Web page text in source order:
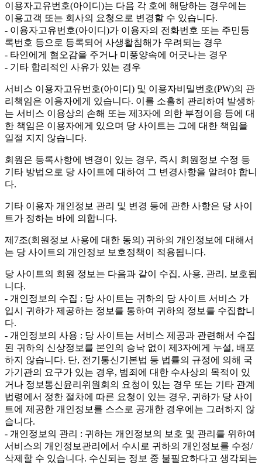
이용자고유번호(아이디)는 다음 각 호에 해당하는 경우에는
이용고객 또는 회사의 요청으로 변경할 수 있습니다.
- 이용자고유번호(아이디)가 이용자의 전화번호 또는 주민등
록번호 등으로 등록되어 사생활침해가 우려되는 경우
- 타인에게 혐오감을 주거나 미풍양속에 어긋나는 경우
- 기타 합리적인 사유가 있는 경우
서비스 이용자고유번호(아이디) 및 이용자비밀번호(PW)의 관
리책임은 이용자에게 있습니다. 이를 소홀히 관리하여 발생하
는 서비스 이용상의 손해 또는 제3자에 의한 부정이용 등에 대
한 책임은 이용자에게 있으며 당 사이트는 그에 대한 책임을
일절 지지 않습니다.
회원은 등록사항에 변경이 있는 경우, 즉시 회원정보 수정 등
기타 방법으로 당 사이트에 대하여 그 변경사항을 알려야 합니
다.
기타 이용자 개인정보 관리 및 변경 등에 관한 사항은 당 사이
트가 정하는 바에 의합니다.
제7조(회원정보 사용에 대한 동의) 귀하의 개인정보에 대해서
는 당 사이트의 개인정보 보호정책이 적용됩니다.
당 사이트의 회원 정보는 다음과 같이 수집, 사용, 관리, 보호됩
니다.
- 개인정보의 수집 : 당 사이트는 귀하의 당 사이트 서비스 가
입시 귀하가 제공하는 정보를 통하여 귀하의 정보를 수집합니
다.
- 개인정보의 사용 : 당 사이트는 서비스 제공과 관련해서 수집
된 귀하의 신상정보를 본인의 승낙 없이 제3자에게 누설, 배포
하지 않습니다. 단, 전기통신기본법 등 법률의 규정에 의해 국
가기관의 요구가 있는 경우, 범죄에 대한 수사상의 목적이 있
거나 정보통신윤리위원회의 요청이 있는 경우 또는 기타 관계
법령에서 정한 절차에 따른 요청이 있는 경우, 귀하가 당 사이
트에 제공한 개인정보를 스스로 공개한 경우에는 그러하지 않
습니다.
- 개인정보의 관리 : 귀하는 개인정보의 보호 및 관리를 위하여
서비스의 개인정보관리에서 수시로 귀하의 개인정보를 수정/
삭제할 수 있습니다. 수신되는 정보 중 불필요하다고 생각되는